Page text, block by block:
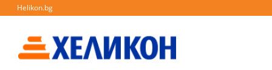
Helikon.bg